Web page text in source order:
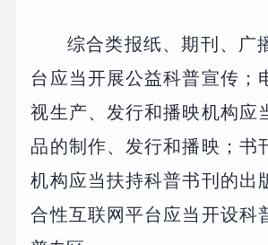
综合类报纸、期刊、广
台应当开展公益科普宣传；
视生产、发行和播映机构应
品的制作、发行和播映；书
机构应当扶持科普书刊的出
合性互联网平台应当开设科